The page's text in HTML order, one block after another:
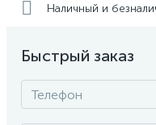
Наличный и
Быстрый заказ